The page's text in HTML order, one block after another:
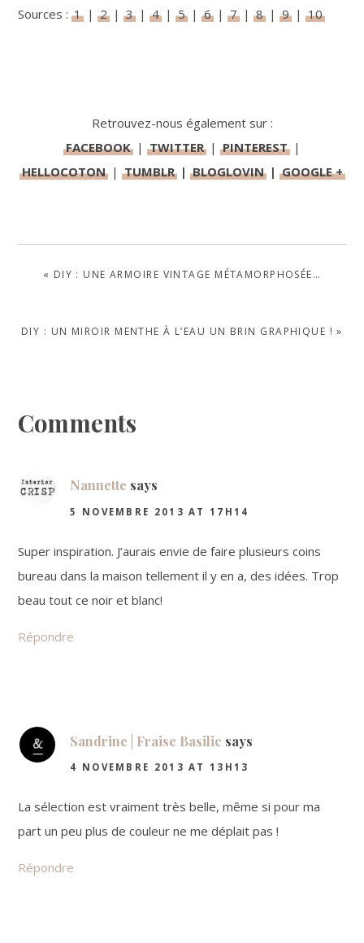
Sources :1 |2 |3 |4 |5 |6 |7 |8 |9 |10
Retrouvez-nous également sur :
FACEBOOK | TWITTER | PINTEREST |
HELLOCOTON| TUMBLR| BLOGLOVIN| GOOGLE +
PREVIOUS
« DIY : UNE ARMOIRE VINTAGE MÉTAMORPHOSÉE…
NEXT
DIY : UN MIROIR MENTHE À L’EAU UN BRIN GRAPHIQUE ! »
Reader
Comments
Nannette says
5 NOVEMBRE 2013 AT 17H14
Super inspiration. J’aurais envie de faire plusieurs coins
bureau dans la maison tellement il y en a, des idées. Trop
beau tout ce noir et blanc!
Répondre
Sandrine | Fraise Basilic says
4 NOVEMBRE 2013 AT 13H13
La sélection est vraiment très belle, même si pour ma
part un peu plus de couleur ne me déplait pas !
Répondre